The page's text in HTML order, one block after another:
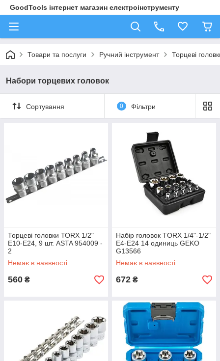
GoodTools інтернет магазин електроінструменту
Товари та послуги Ручний інструмент Торцеві
Набори торцевих головок
Сортування 0 Фільтри
Торцеві головки ТОRХ 1/2"
Е10-Е24, 9 шт. ASTA 954009 -
2
Немає в наявності
560 ₴
Набір головок TORX 1/4"-1/2"
E4-E24 14 одиниць GEKO
G13566
Немає в наявності
672 ₴